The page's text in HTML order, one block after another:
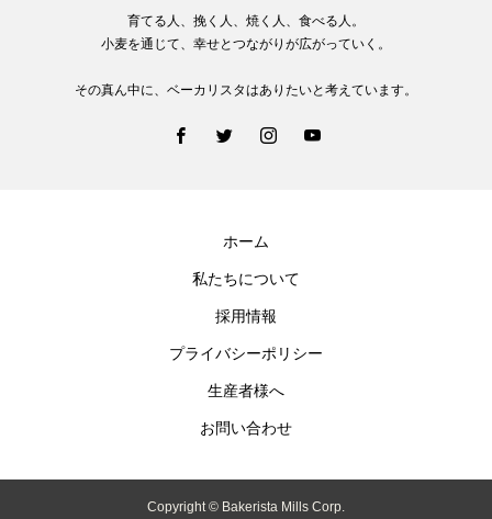
育てる人、挽く人、焼く人、食べる人。
小麦を通じて、幸せとつながりが広がっていく。
その真ん中に、ベーカリスタはありたいと考えています。
ホーム
私たちについて
採用情報
プライバシーポリシー
生産者様へ
お問い合わせ
Copyright © Bakerista Mills Corp.